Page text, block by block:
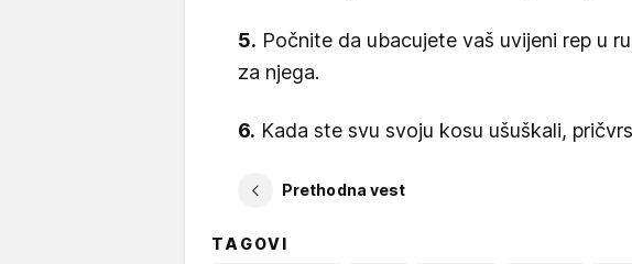
5. Počnite da ubacujete vaš uvijeni rep u
za njega.
6. Kada ste svu svoju kosu ušuškali,
Prethodna vest
TAGOVI